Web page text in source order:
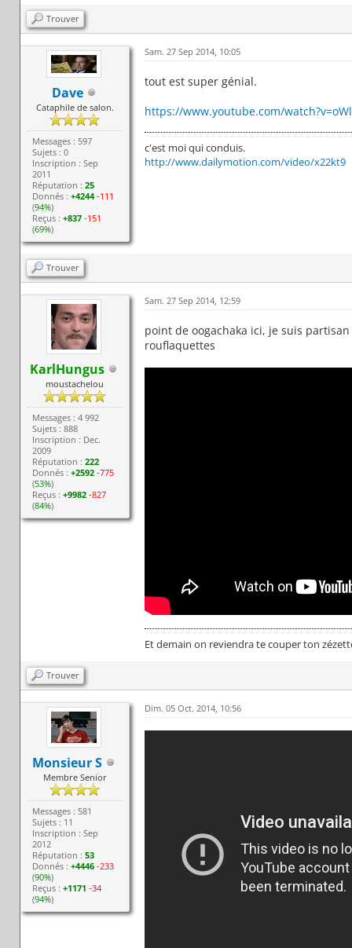
Trouver
Dave
Cataphile de salon.
Messages : 597
Sujets : 0
Inscription : Sep
2011
Réputation :25
Donnés :+4244 -111
(94%)
Reçus :+837 -151
(69%)
Sam. 27 Sep 2014, 10:05
tout est super génial.
https://www.youtube.com/
c'est moi qui conduis.
http://www.dailymotion.com/video/x22kt9
Trouver
KarlHungus
moustachelou
Messages : 4 992
Sujets : 888
Inscription : Dec.
2009
Réputation :222
Donnés :+2592 -775
(53%)
Reçus :+9982 -827
(84%)
Sam. 27 Sep 2014, 12:59
point de oogachaka ici, je suis
rouflaquettes
Et demain on reviendra te couper ton
Trouver
Monsieur S
Membre Senior
Messages : 581
Sujets : 11
Inscription : Sep
2012
Réputation :53
Donnés :+4446 -233
(90%)
Reçus :+1171 -34
(94%)
Dim. 05 Oct. 2014, 10:56